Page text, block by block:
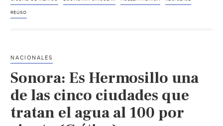
especialista
(24
horas)
REÚSO
NACIONALES
Sonora: Es Hermosillo una
de las cinco ciudades que
tratan el agua al 100 por